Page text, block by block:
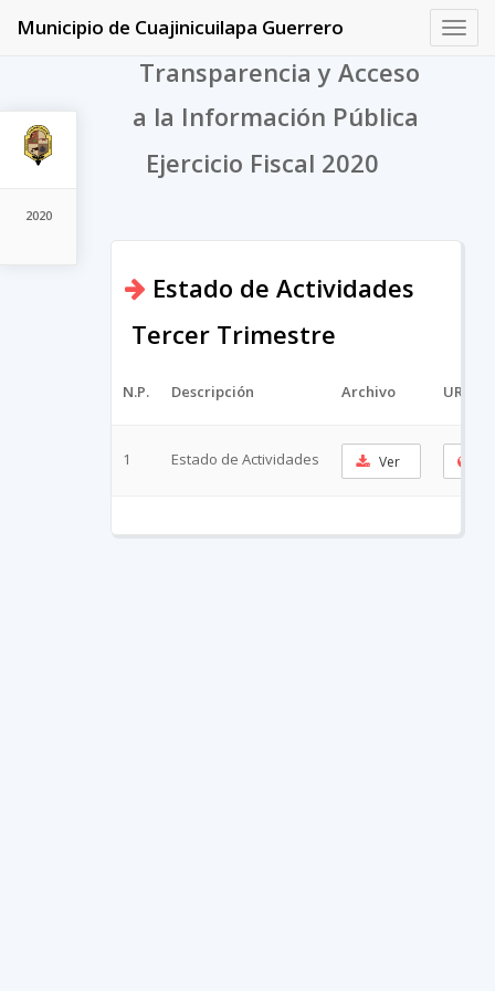
2020
Municipio de Cuajinicuilapa Guerrero
Transparencia y Acceso
a la Información Pública
Ejercicio Fiscal 2020
Estado de Actividades
Tercer Trimestre
N.P. Descripción Archivo URL
1 Estado de Actividades Ver